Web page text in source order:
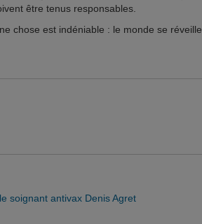
être tenus responsables.
chose est indéniable : le monde se réveille.
soignant antivax Denis Agret